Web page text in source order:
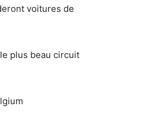
voitures de
plus beau circuit